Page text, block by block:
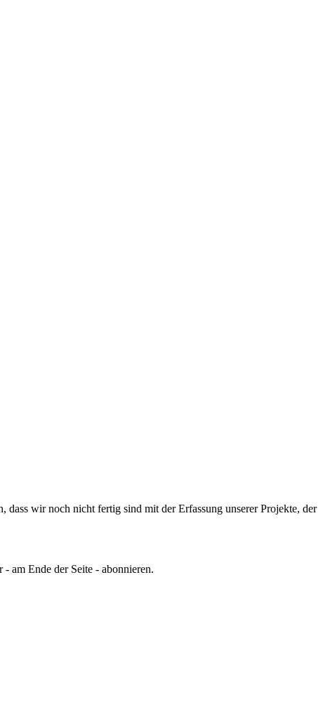
dass wir noch nicht fertig sind mit der Erfassung unserer Projekte, der
am Ende der Seite - abonnieren.